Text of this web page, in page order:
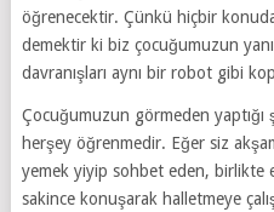
öğrenecektir. Çünkü hiçbir
demektir ki biz çocuğumuzun
davranışları aynı bir robot gibi
Çocuğumuzun görmeden yaptığı
herşey öğrenmedir. Eğer siz
yemek yiyip sohbet eden, birlikte
sakince konuşarak halletmeye